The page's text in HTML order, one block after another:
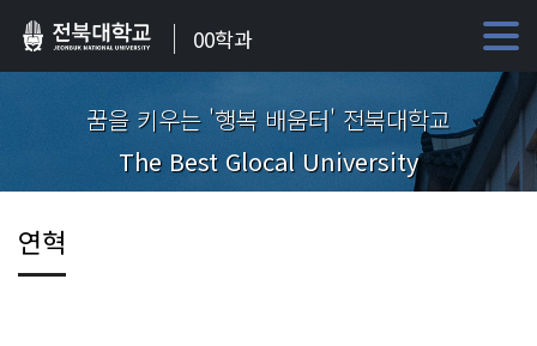
00학과
꿈을 키우는 '행복 배움터' 전북대학교
The Best Glocal University
연혁